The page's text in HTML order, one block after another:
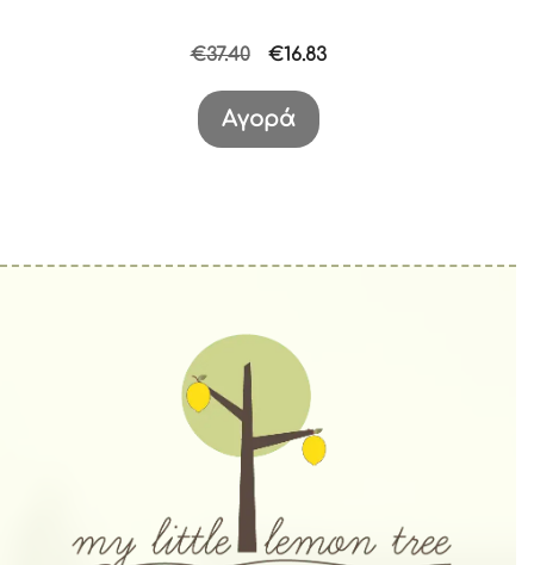
€37.40
Original
was:
€37.40.
€16.83Η
Αγορά